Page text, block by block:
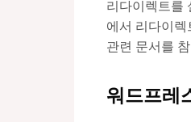
리다이렉트를
에서 리다이
관련 문서를
워드프레